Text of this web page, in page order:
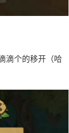
滴个的移开（哈